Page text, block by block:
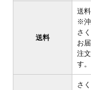
送料
送
※沖
さ
お
注
す。
さ